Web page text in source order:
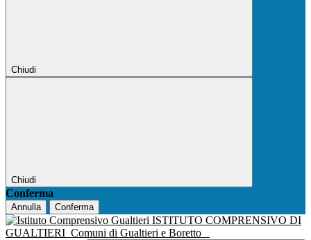
Chiudi
Chiudi
Conferma
Annulla Conferma
ISTITUTO COMPRENSIVO DI
GUALTIERI Comuni di Gualtieri e Boretto